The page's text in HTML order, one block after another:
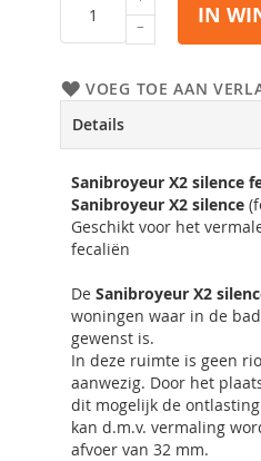
IN
VOEG TOE AAN
Details
Sanibroyeur X2 silence
Sanibroyeur X2 silence
Geschikt voor het
fecaliën
De Sanibroyeur X2
woningen waar in de
gewenst is.
In deze ruimte is geen
aanwezig. Door het
dit mogelijk de
kan d.m.v. vermaling
afvoer van 32 mm.